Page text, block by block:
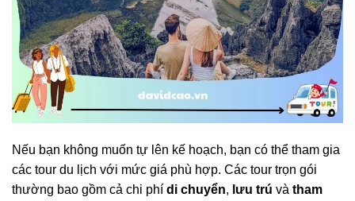
Nếu bạn không muốn tự lên kế hoạch, bạn có thể tham gia
các tour du lịch với mức giá phù hợp. Các tour trọn gói
thường bao gồm cả chi phí di chuyển, lưu trú và tham